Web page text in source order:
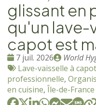
glissant en
qu'un lave-
capot est
Date
:
7 juil. 2026
Publié
par
World
Tags
:
Lave-vaisselle à capot
professionnelle,
en cuisine, Île-de-France